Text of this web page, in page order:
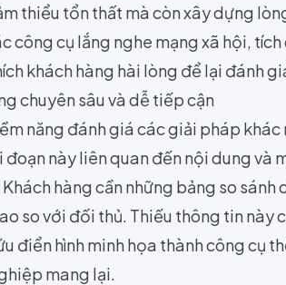
thiểu tổn thất mà còn xây dựng
công cụ lắng nghe mạng xã hội,
khách hàng hài lòng để lại đánh
chuyên sâu và dễ tiếp cận
năng đánh giá các giải pháp
này liên quan đến nội dung và
Khách hàng cần những bảng so
so với đối thủ. Thiếu thông tin này
điển hình minh họa thành công cụ
mang lại.